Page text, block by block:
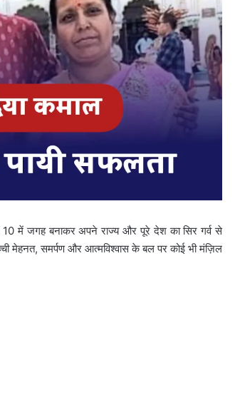
10 में जगह बनाकर अपने राज्य और पूरे देश का सिर गर्व से
मेहनत, समर्पण और आत्मविश्वास के बल पर कोई भी मंज़िल